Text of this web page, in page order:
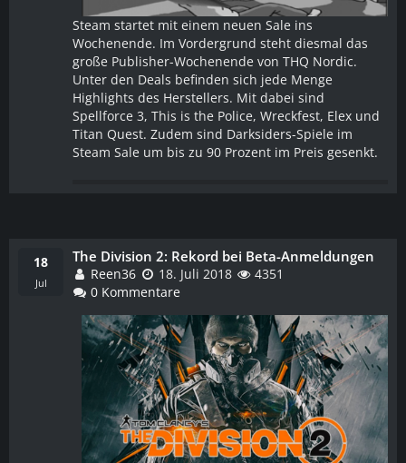
Steam startet mit einem neuen Sale ins
Wochenende. Im Vordergrund steht diesmal das
große Publisher-Wochenende von THQ Nordic.
Unter den Deals befinden sich jede Menge
Highlights des Herstellers. Mit dabei sind
Spellforce 3, This is the Police, Wreckfest, Elex und
Titan Quest. Zudem sind Darksiders-Spiele im
Steam Sale um bis zu 90 Prozent im Preis gesenkt.
18
Jul
The Division 2: Rekord bei Beta-Anmeldungen
Reen36 18. Juli 2018
4351
0 Kommentare
WEITERLESEN